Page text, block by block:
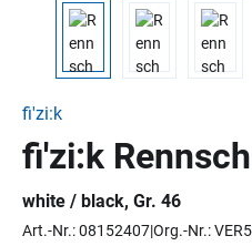
fi'zi:k
fi'zi:k
white / black, Gr. 46
Art.-Nr.: 08152407Org.-Nr.: